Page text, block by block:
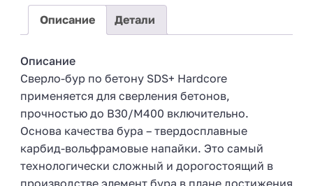
Описание Детали
Описание
Сверло-бур по бетону SDS+ Hardcore
применяется для сверления бетонов,
прочностью до В30/М400 включительно.
Основа качества бура – твердосплавные
карбид-вольфрамовые напайки. Это самый
технологически сложный и дорогостоящий в